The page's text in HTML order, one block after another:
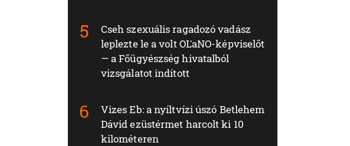
Cseh szexuális ragadozó vadász
leplezte le a volt OĽaNO-képviselőt
— a Főügyészség hivatalból
vizsgálatot indított
Vizes Eb: a nyíltvízi úszó Betlehem
Dávid ezüstérmet harcolt ki 10
kilométeren